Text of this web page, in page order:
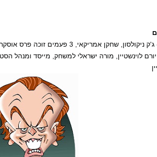
יורם לוינשטיין, מורה ישראלי למשחק, מייסד ומנהל